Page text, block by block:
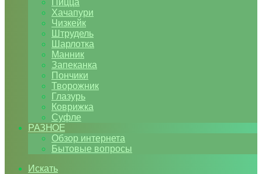
Пицца
Хачапури
Чизкейк
Штрудель
Шарлотка
Манник
Запеканка
Пончики
Творожник
Глазурь
Коврижка
Суфле
РАЗНОЕ
Обзор интернета
Бытовые вопросы
Искать